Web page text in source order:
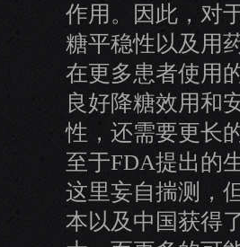
作用。因此，对
糖平稳性以及用
在更多患者使用
良好降糖效用和
性，还需要更长
至于FDA提出的
这里妄自揣测，
本以及中国获得